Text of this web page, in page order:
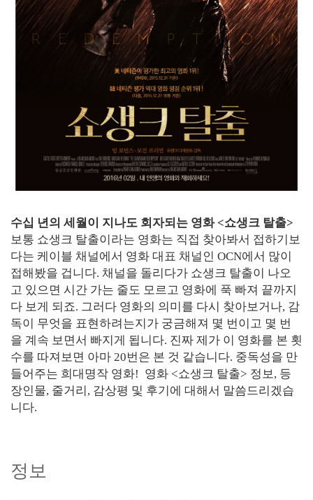
수십 년의 세월이 지나도 회자되는 영화 <쇼생크 탈출>
보통 쇼생크 탈출이라는 영화는 직접 찾아봐서 접하기보
다는 케이블 채널에서 영화 대표 채널인 OCN에서 많이
접해봤을 겁니다. 채널을 돌리다가 쇼생크 탈출이 나오
고 있으면 시간 가는 줄도 모르고 영화에 푹 빠져 끝까지
다 보게 되죠. 그러다 영화의 의미를 다시 찾아보거나, 감
독이 무엇을 표현하려는지가 궁금해져 몇 번이고 몇 번
을 계속 보면서 빠지게 됩니다. 진짜 제가 이 영화를 본 횟
수를 따져보면 아마 20번은 본 것 같습니다. 중독성을 만
들어주는 희대명작 영화! 영화 <쇼생크 탈출> 정보, 등
장인물, 줄거리, 감상평 및 후기에 대해서 말씀드리겠습
니다.
정보